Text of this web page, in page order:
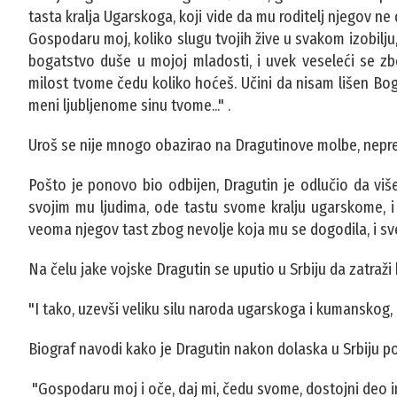
tasta kralja Ugarskoga, koji vid‌e da mu roditelj njegov
Gospodaru moj, koliko slugu tvojih žive u svakom
bogatstvo duše u mojoj mladosti, i uvek veseleći se
milost tvome čedu koliko hoćeš. Učini da nisam lišen
meni ljubljenome sinu tvome..." .
Uroš se nije mnogo obazirao na Dragutinove molbe,
Pošto je ponovo bio odbijen, Dragutin je odlučio da
svojim mu ljudima, ode tastu svome kralju
veoma njegov tast zbog nevolje koja mu se dogodila, i
Na čelu jake vojske Dragutin se uputio u Srbiju da
"I tako, uzevši veliku silu naroda ugarskoga i
Biograf navodi kako je Dragutin nakon dolaska u Srbiju
"Gospodaru moj i oče, daj mi, čedu svome, dostojni deo